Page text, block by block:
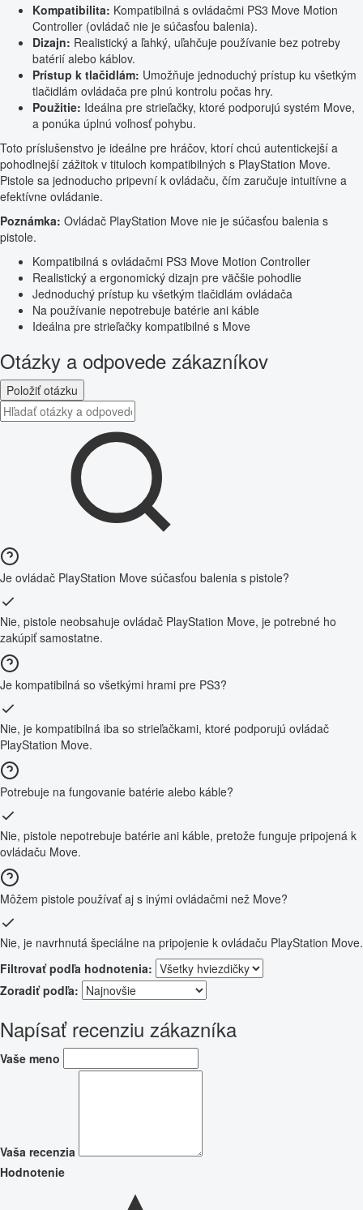
Kompatibilita: Kompatibilná s ovládačmi PS3 Move Motion
Controller (ovládač nie je súčasťou balenia).
Dizajn: Realistický a ľahký, uľahčuje používanie bez potreby
batérií alebo káblov.
Prístup k tlačidlám: Umožňuje jednoduchý prístup ku všetkým
tlačidlám ovládača pre plnú kontrolu počas hry.
Použitie: Ideálna pre strieľačky, ktoré podporujú systém Move,
a ponúka úplnú voľnosť pohybu.
Toto príslušenstvo je ideálne pre hráčov, ktorí chcú autentickejší a
pohodlnejší zážitok v tituloch kompatibilných s PlayStation Move.
Pistole sa jednoducho pripevní k ovládaču, čím zaručuje intuitívne a
efektívne ovládanie.
Poznámka: Ovládač PlayStation Move nie je súčasťou balenia s
pistole.
Kompatibilná s ovládačmi PS3 Move Motion Controller
Realistický a ergonomický dizajn pre väčšie pohodlie
Jednoduchý prístup ku všetkým tlačidlám ovládača
Na používanie nepotrebuje batérie ani káble
Ideálna pre strieľačky kompatibilné s Move
Otázky a odpovede zákazníkov
Položiť otázku
Je ovládač PlayStation Move súčasťou balenia s pistole?
Nie, pistole neobsahuje ovládač PlayStation Move, je potrebné ho
zakúpiť samostatne.
Je kompatibilná so všetkými hrami pre PS3?
Nie, je kompatibilná iba so strieľačkami, ktoré podporujú ovládač
PlayStation Move.
Potrebuje na fungovanie batérie alebo káble?
Nie, pistole nepotrebuje batérie ani káble, pretože funguje pripojená k
ovládaču Move.
Môžem pistole používať aj s inými ovládačmi než Move?
Nie, je navrhnutá špeciálne na pripojenie k ovládaču PlayStation Move.
Filtrovať podľa hodnotenia:
Zoradiť podľa:
Napísať recenziu zákazníka
Vaše meno
Vaša recenzia
Hodnotenie